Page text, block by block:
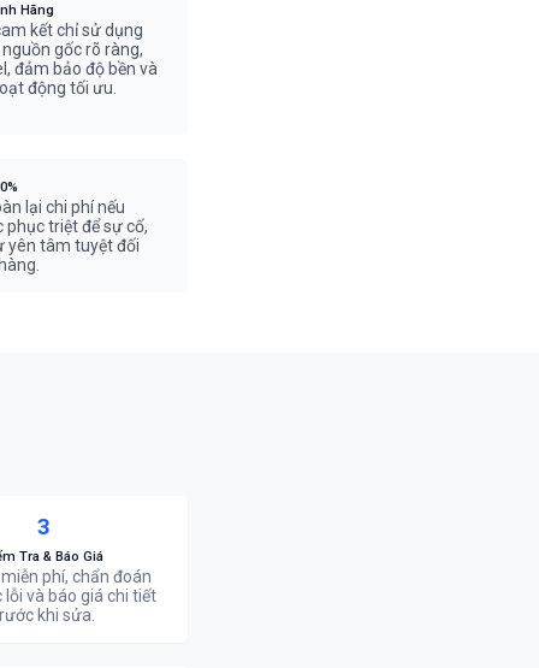
Hãng
kết chỉ sử dụng
nguồn gốc rõ ràng,
đảm bảo độ bền và
động tối ưu.
lại chi phí nếu
phục triệt để sự cố,
yên tâm tuyệt đối
3
Tra & Báo Giá
phí, chẩn đoán
lỗi và báo giá chi tiết
khi sửa.